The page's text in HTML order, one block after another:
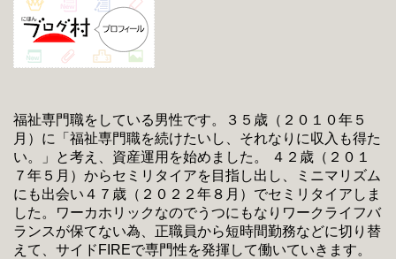
福祉専門職をしている男性です。３５歳（２０１０年５
月）に「福祉専門職を続けたいし、それなりに収入も得た
い。」と考え、資産運用を始めました。 ４２歳（２０１
７年５月）からセミリタイアを目指し出し、ミニマリズム
にも出会い４７歳（２０２２年８月）でセミリタイアしま
した。ワーカホリックなのでうつにもなりワークライフバ
ランスが保てない為、正職員から短時間勤務などに切り替
えて、サイドFIREで専門性を発揮して働いていきます。